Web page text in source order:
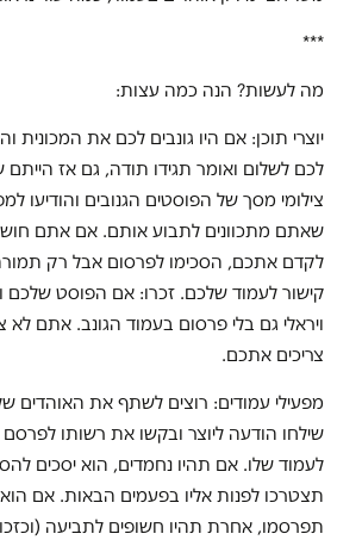
***
מה לעשות? הנה כמה עצות:
יוצרי תוכן: אם היו גונבים לכם את המכונית
לכם לשלום ואומר תגידו תודה, גם אז
צילומי מסך של הפוסטים הגנובים והודיעו
שאתם מתכוונים לתבוע אותם. אם אתם
לקדם אתכם, הסכימו לפרסום אבל רק
קישור לעמוד שלכם. זכרו: אם הפוסט שלכם
ויראלי גם בלי פרסום בעמוד הגונב. אתם לא
צריכים אתכם.
מפעילי עמודים: רוצים לשתף את האוהדים
שילחו הודעה ליוצר ובקשו את רשותו
לעמוד שלו. אם תהיו נחמדים, הוא יסכים
תצטרכו לפנות אליו בפעמים הבאות. אם
תפרסמו, אחרת תהיו חשופים לתביעה